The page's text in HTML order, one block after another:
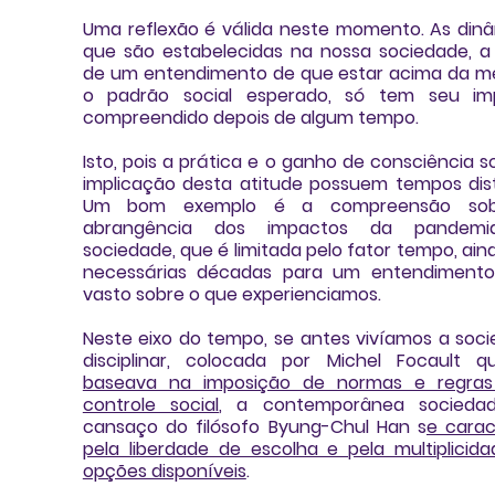
Uma reflexão é válida neste momento. As
que são estabelecidas na nossa sociedade,
de um entendimento de que estar acima da
o padrão social esperado, só tem seu
compreendido depois de algum tempo.
Isto, pois a prática e o ganho de consciência
implicação desta atitude possuem tempos
Um bom exemplo é a compreensão
abrangência dos impactos da
sociedade, que é limitada pelo fator tempo,
necessárias décadas para um
vasto sobre o que experienciamos.
Neste eixo do tempo, se antes vivíamos a
disciplinar, colocada por Michel Focault
baseava na imposição de normas e
controle social, a contemporânea
cansaço do filósofo Byung-Chul Han se
pela liberdade de escolha e pela
opções disponíveis.